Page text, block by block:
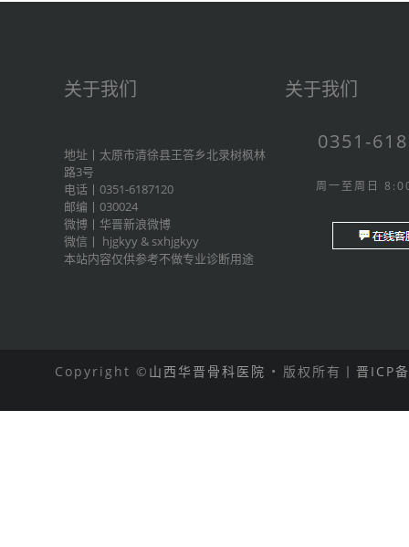
关于我们
地址丨太原市清徐县王答乡北录树枫林
路3号
电话丨0351-6187120
邮编丨030024
微博丨 华晋新浪微博
微信丨 hjgkyy & sxhjgkyy
本站内容仅供参考不做专业诊断用途
关于我们
0351-
周一至周日
Copyright © 山西华晋骨科医院 • 版权所有丨 晋ICP